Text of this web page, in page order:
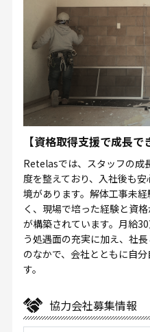
【資格取得支援で成長で
Retelasでは、スタッフの成
度を整えており、入社後も
境があります。解体工事未
く、現場で培った経験と資
が構築されています。月給
う処遇面の充実に加え、社
のなかで、会社とともに自
す。
協力会社募集情報